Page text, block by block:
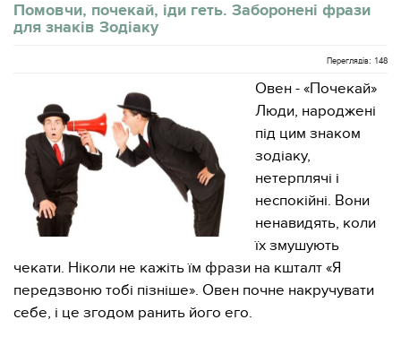
Помовчи, почекай, іди геть. Заборонені фрази
для знаків Зодіаку
Переглядів: 148
Овен - «Почекай»
Люди, народжені
під цим знаком
зодіаку,
нетерплячі і
неспокійні. Вони
ненавидять, коли
їх змушують
чекати. Ніколи не кажіть їм фрази на кшталт «Я
передзвоню тобі пізніше». Овен почне накручувати
себе, і це згодом ранить його его.